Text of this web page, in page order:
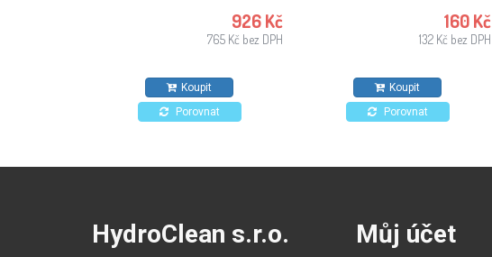
průmyslových podnicích, k
obnově po požárech,
čištění disků kol automobilů.
926 Kč
765 Kč bez DPH
Koupit
Porovnat
potravinářském průmyslu,
povrchů odolných proti
působení alkoholů.
160 Kč
132 Kč bez DPH
Koupit
Porovnat
HydroClean s.r.o. Můj účet